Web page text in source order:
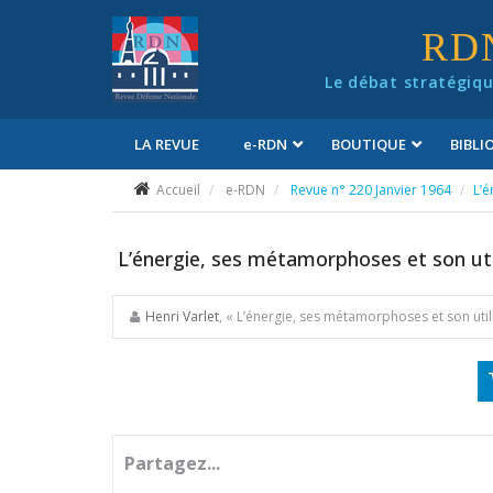
Le débat
LA REVUE e-RDN BOUTIQUE
Accueil e-RDN Revue n° 220 Janvier 1964
L’énergie, ses métamorphoses et son
Henri Varlet, « L’énergie, ses métamorphoses et son
Partagez...